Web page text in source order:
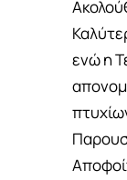
ενώ η